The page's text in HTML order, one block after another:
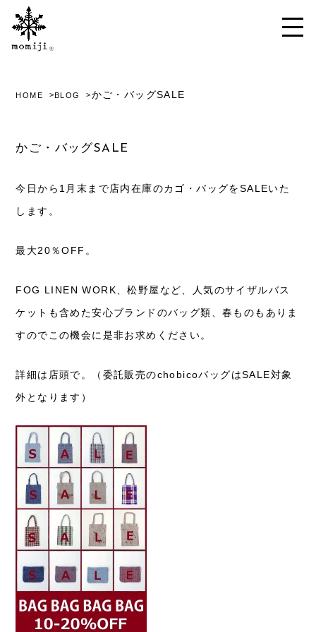
HOME BLOG かご・バッグSALE
かご・バッグSALE
今日から1月末まで店内在庫のカゴ・バッグをSALEいた
します。
最大20％OFF。
FOG LINEN WORK、松野屋など、人気のサイザルバス
ケットも含めた安心ブランドのバッグ類、春ものもありま
すのでこの機会に是非お求めください。
詳細は店頭で。（委託販売のchobicoバッグはSALE対象
外となります）